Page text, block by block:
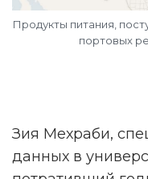
Продукты питания,
портовых
Зия Мехраби,
данных в